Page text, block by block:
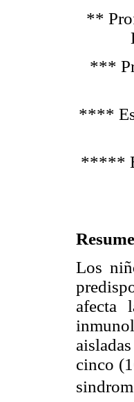
**
***
****
*****
Los
afecta
cinco